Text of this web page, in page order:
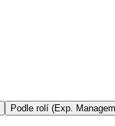
Podle rolí (Exp.